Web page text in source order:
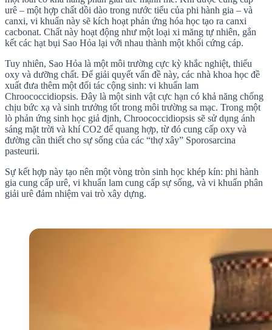
urê – một hợp chất dồi dào trong nước tiểu của phi hành gia – và
canxi, vi khuẩn này sẽ kích hoạt phản ứng hóa học tạo ra canxi
cacbonat. Chất này hoạt động như một loại xi măng tự nhiên, gắn
kết các hạt bụi Sao Hỏa lại với nhau thành một khối cứng cáp.
Tuy nhiên, Sao Hỏa là một môi trường cực kỳ khắc nghiệt, thiếu
oxy và dưỡng chất. Để giải quyết vấn đề này, các nhà khoa học đề
xuất đưa thêm một đối tác cộng sinh: vi khuẩn lam
Chroococcidiopsis. Đây là một sinh vật cực hạn có khả năng chống
chịu bức xạ và sinh trưởng tốt trong môi trường sa mạc. Trong một
lò phản ứng sinh học giả định, Chroococcidiopsis sẽ sử dụng ánh
sáng mặt trời và khí CO2 để quang hợp, từ đó cung cấp oxy và
đường cần thiết cho sự sống của các “thợ xây” Sporosarcina
pasteurii.
Sự kết hợp này tạo nên một vòng tròn sinh học khép kín: phi hành
gia cung cấp urê, vi khuẩn lam cung cấp sự sống, và vi khuẩn phân
giải urê đảm nhiệm vai trò xây dựng.